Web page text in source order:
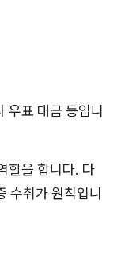
우표 대금 등입니
할을 합니다. 다
수취가 원칙입니